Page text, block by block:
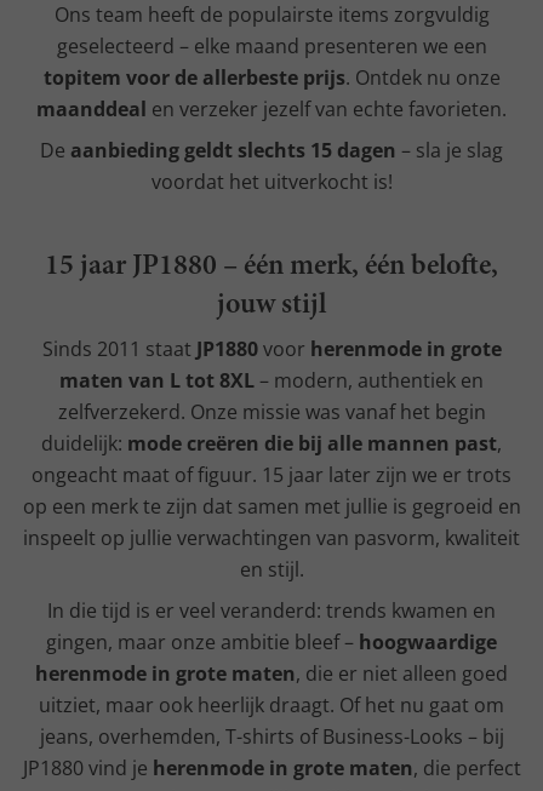
Ons team heeft de populairste items zorgvuldig
geselecteerd – elke maand presenteren we een
topitem voor de allerbeste prijs. Ontdek nu onze
maanddeal en verzeker jezelf van echte favorieten.
De aanbieding geldt slechts 15 dagen – sla je slag
voordat het uitverkocht is!
15 jaar JP1880 – één merk, één belofte,
jouw stijl
Sinds 2011 staat JP1880voor herenmode in grote
maten van L tot 8XL– modern, authentiek en
zelfverzekerd. Onze missie was vanaf het begin
duidelijk: mode creëren die bij alle mannen past,
ongeacht maat of figuur. 15 jaar later zijn we er trots
op een merk te zijn dat samen met jullie is gegroeid en
inspeelt op jullie verwachtingen van pasvorm, kwaliteit
en stijl.
In die tijd is er veel veranderd: trends kwamen en
gingen, maar onze ambitie bleef – hoogwaardige
herenmode in grote maten, die er niet alleen goed
uitziet, maar ook heerlijk draagt. Of het nu gaat om
jeans, overhemden, T-shirts of Business-Looks – bij
JP1880 vind je herenmode in grote maten, die perfect